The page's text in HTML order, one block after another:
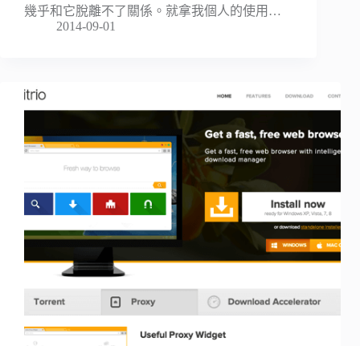
幾乎和它脫離不了關係。就拿我個人的使用…
2014-09-01